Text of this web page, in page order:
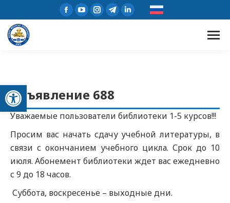
Открыть панель инструментов
Объявление 688
Уважаемые пользователи библиотеки 1-5 курсов!!!
Просим вас начать сдачу учебной литературы, в
связи с окончанием учебного цикла. Срок до 10
июля. Абонемент библиотеки ждет вас ежедневно
с 9 до 18 часов.
Суббота, воскресенье – выходные дни.